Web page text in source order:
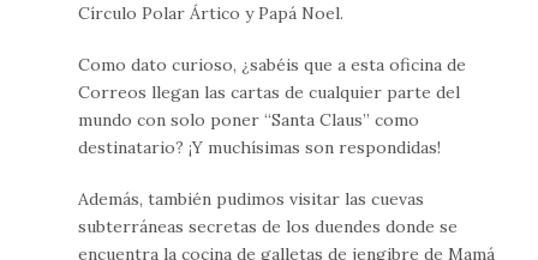
Círculo Polar Ártico y Papá Noel.
Como dato curioso, ¿sabéis que a esta oficina de
Correos llegan las cartas de cualquier parte del
mundo con solo poner “Santa Claus” como
destinatario? ¡Y muchísimas son respondidas!
Además, también pudimos visitar las cuevas
subterráneas secretas de los duendes donde se
encuentra la cocina de galletas de jengibre de Mamá